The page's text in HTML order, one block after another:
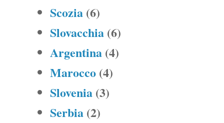
Scozia (6)
Slovacchia (6)
Argentina (4)
Marocco (4)
Slovenia (3)
Serbia (2)